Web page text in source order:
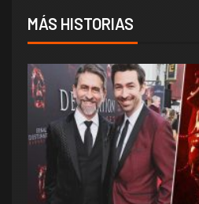
MÁS HISTORIAS